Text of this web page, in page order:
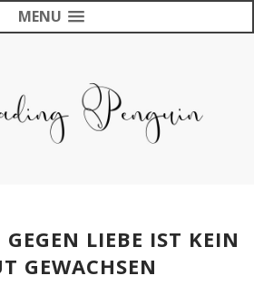
MENU
LIEBE IST KEIN
GEWACHSEN